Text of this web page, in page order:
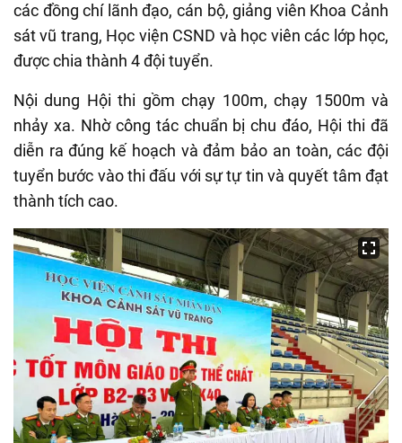
các đồng chí lãnh đạo, cán bộ, giảng viên Khoa Cảnh
sát vũ trang, Học viện CSND và học viên các lớp học,
được chia thành 4 đội tuyển.
Nội dung Hội thi gồm chạy 100m, chạy 1500m và
nhảy xa. Nhờ công tác chuẩn bị chu đáo, Hội thi đã
diễn ra đúng kế hoạch và đảm bảo an toàn, các đội
tuyển bước vào thi đấu với sự tự tin và quyết tâm đạt
thành tích cao.